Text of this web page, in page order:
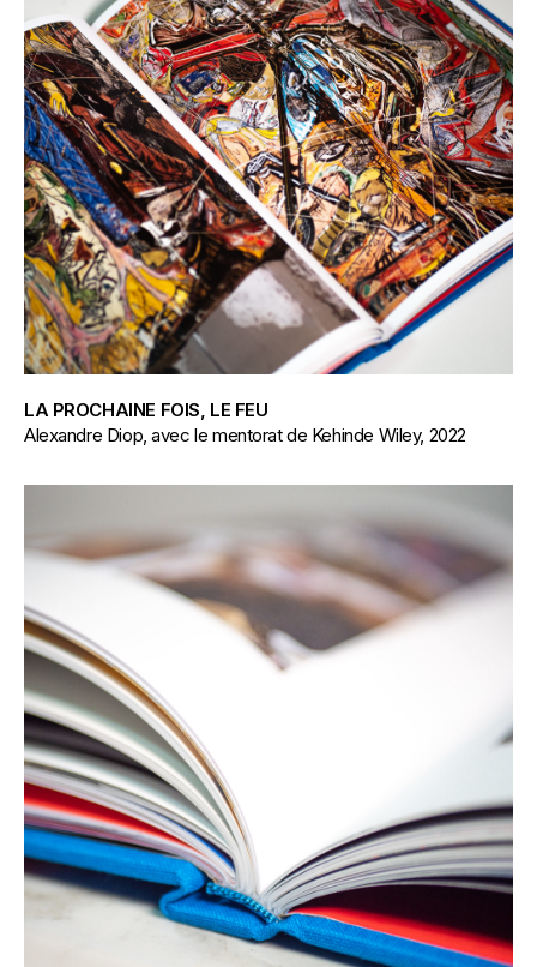
LA PROCHAINE FOIS, LE FEU
Alexandre Diop, avec le mentorat de Kehinde Wiley, 2022